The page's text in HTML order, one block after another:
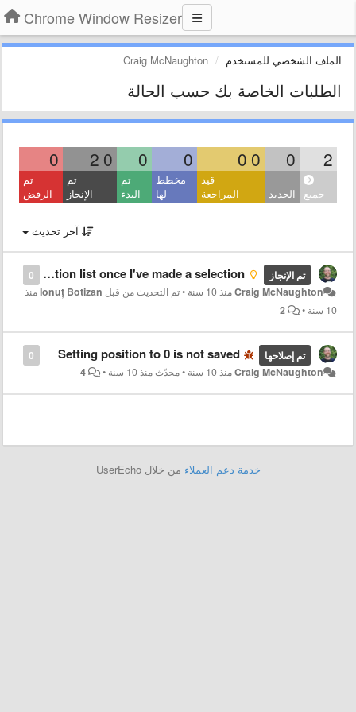
Chrome Window Resizer
الملف الشخصي للمستخدم Craig McNaughton
الطلبات الخاصة بك حسب الحالة
2
0
0
0
0
0
0
2
0
جميع الجديد
قيد
المراجعة
مخطط
لها
تم
البدء
تم
الإنجاز
تم
الرفض
آخر تحديث
0 تم الإنجاز Is there an option to hide the selection list once I've made a selection?
Craig McNaughtonمنذ 10 سنة •تم التحديث من قبل Ionuț Botizanمنذ
10 سنة
•
2
0 تم إصلاحها Setting position to 0 is not saved
Craig McNaughtonمنذ 10 سنة •محدّثمنذ 10 سنة •
4
خدمة دعم العملاء من خلال UserEcho